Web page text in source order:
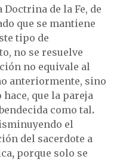
de la Fe, de
que se mantiene
tipo de
no se resuelve
no equivale al
anteriormente, sino
que la pareja
como tal.
el
del sacerdote a
, porque solo se